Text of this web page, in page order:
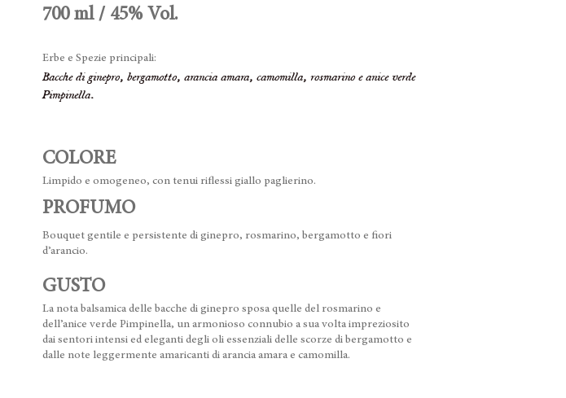
700 ml / 45% Vol.
Erbe e Spezie principali:
Bacche di ginepro, bergamotto, arancia amara, camomilla, rosmarino e anice verde
Pimpinella.
COLORE
Limpido e omogeneo, con tenui riflessi giallo paglierino.
PROFUMO
Bouquet gentile e persistente di ginepro, rosmarino, bergamotto e fiori
d’arancio.
GUSTO
La nota balsamica delle bacche di ginepro sposa quelle del rosmarino e
dell’anice verde Pimpinella, un armonioso connubio a sua volta impreziosito
dai sentori intensi ed eleganti degli oli essenziali delle scorze di bergamotto e
dalle note leggermente amaricanti di arancia amara e camomilla.